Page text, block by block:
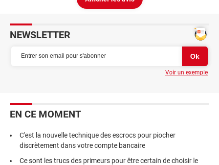
NEWSLETTER
Voir un exemple
EN CE MOMENT
C'est la nouvelle technique des escrocs pour piocher
discrètement dans votre compte bancaire
Ce sont les trucs des primeurs pour être certain de choisir le